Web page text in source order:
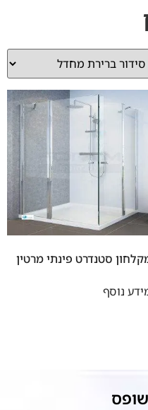
סטנדרט פינתי מרטין
נוסף